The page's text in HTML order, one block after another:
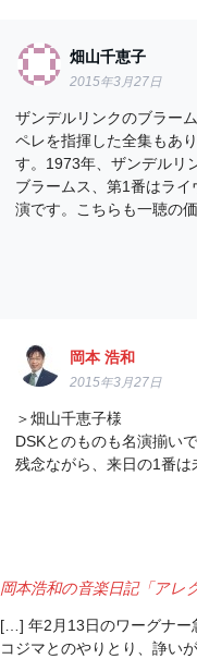
畑山千恵子
2015年3月27日
ザンデルリンクのブラー
ペレを指揮した全集もあ
す。1973年、ザンデルリ
ブラームス、第1番はラ
演です。こちらも一聴の
岡本 浩和
2015年3月27日
＞畑山千恵子様
DSKとのものも名演揃いで
残念ながら、来日の1番は
岡本浩和の音楽日記「アレ
[…] 年2月13日のワーグナー
コジマとのやりとり、諍い